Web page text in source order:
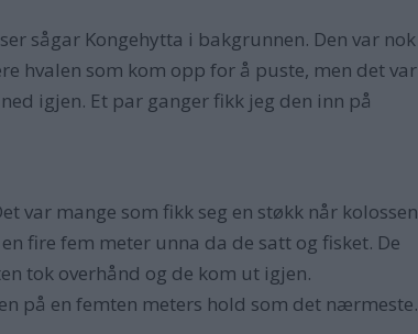
sågar Kongehytta i bakgrunnen. Den var nok
hvalen som kom opp for å puste, men det var
igjen. Et par ganger fikk jeg den inn på
var mange som fikk seg en støkk når kolossen
fire fem meter unna da de satt og fisket. De
tok overhånd og de kom ut igjen.
på en femten meters hold som det nærmeste.